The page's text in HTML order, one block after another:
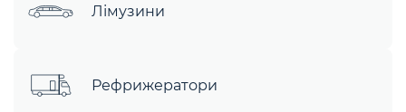
Лімузини
Рефрижератори